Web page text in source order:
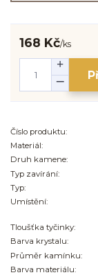
168 Kč/ks
Číslo produktu:
Materiál:
Druh kamene:
Typ zavírání:
Typ:
Umístění:
Tloušťka tyčinky:
Barva krystalu:
Průměr kamínku:
Barva materiálu: